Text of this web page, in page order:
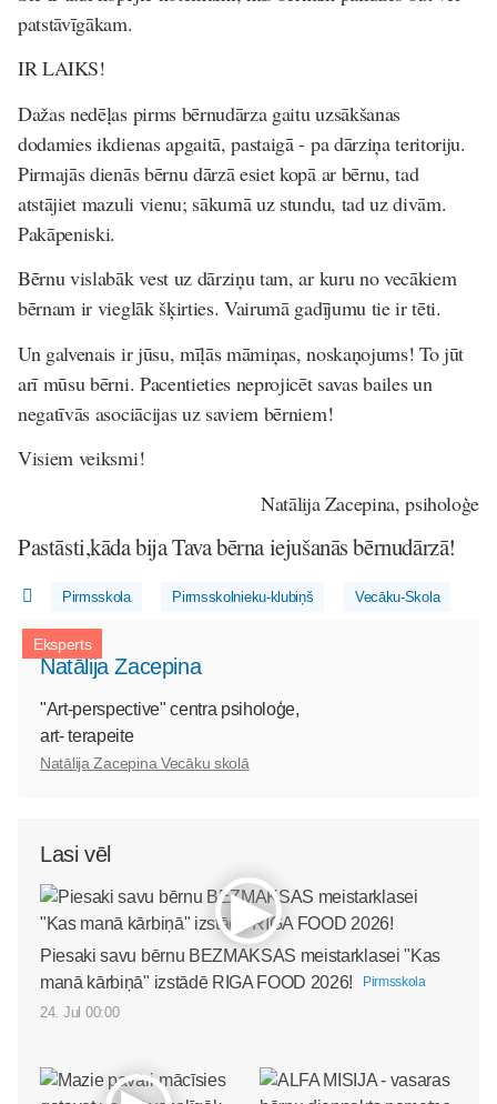
patstāvīgākam.
IR LAIKS!
Dažas nedēļas pirms bērnudārza gaitu uzsākšanas
dodamies ikdienas apgaitā, pastaigā - pa dārziņa teritoriju.
Pirmajās dienās bērnu dārzā esiet kopā ar bērnu, tad
atstājiet mazuli vienu; sākumā uz stundu, tad uz divām.
Pakāpeniski.
Bērnu vislabāk vest uz dārziņu tam, ar kuru no vecākiem
bērnam ir vieglāk šķirties. Vairumā gadījumu tie ir tēti.
Un galvenais ir jūsu, mīļās māmiņas, noskaņojums! To jūt
arī mūsu bērni. Pacentieties neprojicēt savas bailes un
negatīvās asociācijas uz saviem bērniem!
Visiem veiksmi!
Natālija Zacepina, psiholoģe
Pastāsti,kāda bija Tava bērna iejušanās bērnudārzā!
Pirmsskola Pirmsskolnieku-klubiņš Vecāku-Skola
Eksperts
Natālija Zacepina
"Art-perspective" centra psiholoģe,
art- terapeite
Natālija Zacepina Vecāku skolā
Lasi vēl
Piesaki savu bērnu BEZMAKSAS meistarklasei "Kas
manā kārbiņā" izstādē RIGA FOOD 2026!
Pirmsskola
24. Jul 00:00